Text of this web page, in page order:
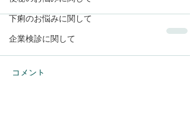
下痢のお悩みに関して
企業検診に関して
コメント